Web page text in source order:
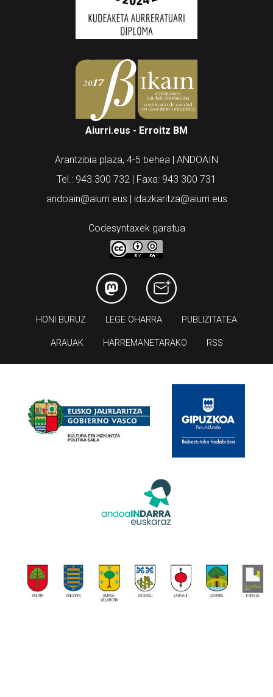
Aiurri.eus - Erroitz BM
Arantzibia plaza, 4-5 behea | ANDOAIN
Tel.: 943 300 732 | Faxa: 943 300 731
andoain@aiurri.eus | idazkaritza@aiurri.eus
Codesyntaxek garatua
HONI BURUZ LEGE OHARRA PUBLIZITATEA
ARAUAK HARREMANETARAKO RSS